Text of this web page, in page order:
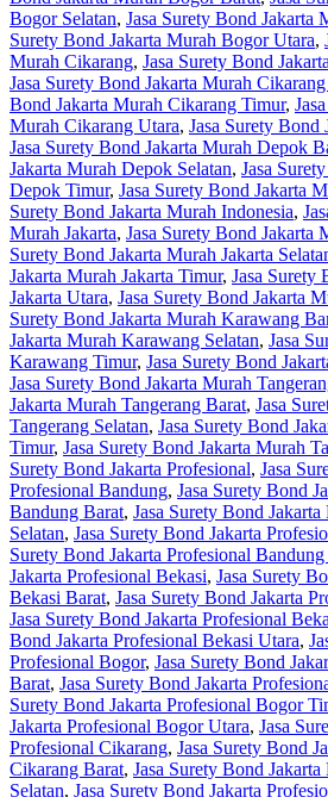
Bogor Selatan, Jasa Surety Bond Jakarta
Surety Bond Jakarta Murah Bogor Utara,
Murah Cikarang, Jasa Surety Bond
Jasa Surety Bond Jakarta Murah Cikarang
Bond Jakarta Murah Cikarang Timur,
Murah Cikarang Utara, Jasa Surety Bond
Jasa Surety Bond Jakarta Murah Depok
Jakarta Murah Depok Selatan, Jasa
Depok Timur, Jasa Surety Bond Jakarta
Surety Bond Jakarta Murah Indonesia,
Murah Jakarta, Jasa Surety Bond Jakarta
Surety Bond Jakarta Murah Jakarta
Jakarta Murah Jakarta Timur, Jasa Surety
Jakarta Utara, Jasa Surety Bond Jakarta
Surety Bond Jakarta Murah Karawang
Jakarta Murah Karawang Selatan, Jasa
Karawang Timur, Jasa Surety Bond
Jasa Surety Bond Jakarta Murah
Jakarta Murah Tangerang Barat, Jasa
Tangerang Selatan, Jasa Surety Bond
Timur, Jasa Surety Bond Jakarta Murah
Surety Bond Jakarta Profesional, Jasa
Profesional Bandung, Jasa Surety Bond
Bandung Barat, Jasa Surety Bond
Selatan, Jasa Surety Bond Jakarta
Surety Bond Jakarta Profesional Bandung
Jakarta Profesional Bekasi, Jasa Surety
Bekasi Barat, Jasa Surety Bond Jakarta
Jasa Surety Bond Jakarta Profesional
Bond Jakarta Profesional Bekasi Utara,
Profesional Bogor, Jasa Surety Bond
Barat, Jasa Surety Bond Jakarta
Surety Bond Jakarta Profesional Bogor
Jakarta Profesional Bogor Utara, Jasa
Profesional Cikarang, Jasa Surety Bond
Cikarang Barat, Jasa Surety Bond
Selatan, Jasa Surety Bond Jakarta